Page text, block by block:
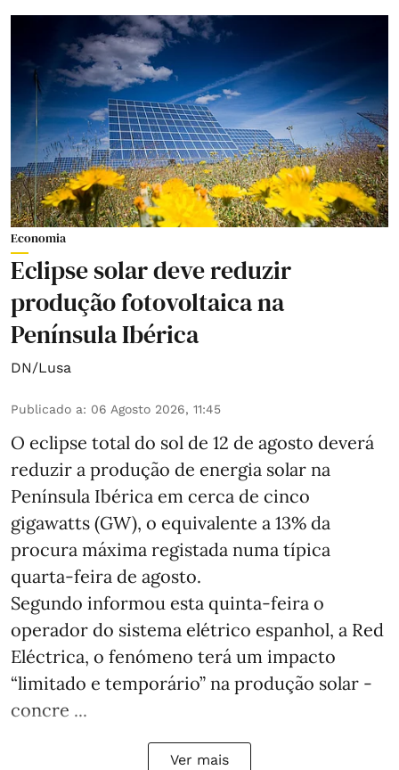
Economia
Eclipse solar deve reduzir
produção fotovoltaica na
Península Ibérica
DN/Lusa
Publicado a: 06 Agosto 2026, 11:45
O eclipse total do sol de 12 de agosto deverá
reduzir a produção de energia solar na
Península Ibérica em cerca de cinco
gigawatts (GW), o equivalente a 13% da
procura máxima registada numa típica
quarta-feira de agosto.
Segundo informou esta quinta-feira o
operador do sistema elétrico espanhol, a Red
Eléctrica, o fenómeno terá um impacto
“limitado e temporário” na produção solar -
concre ...
Ver mais